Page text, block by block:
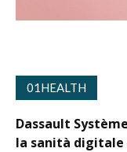
01HEALTH
Dassault
la sanità digitale